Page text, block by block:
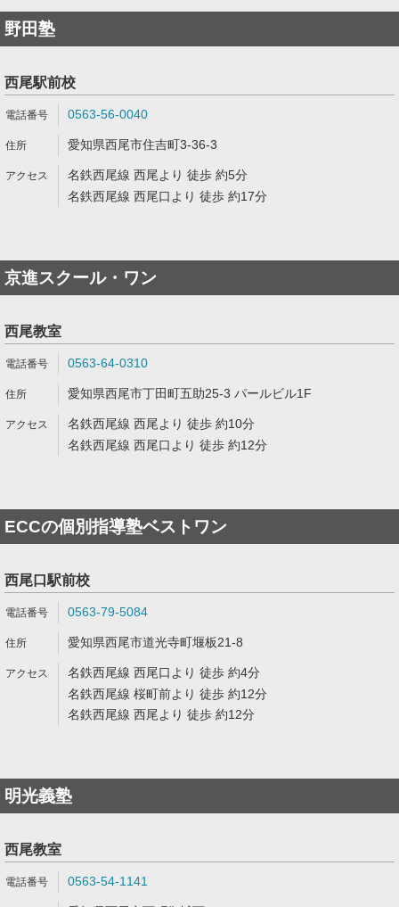
野田塾
西尾駅前校
0563-56-0040
愛知県西尾市住吉町3-36-3
名鉄西尾線 西尾より 徒歩 約5分
名鉄西尾線 西尾口より 徒歩 約17分
京進スクール・ワン
西尾教室
0563-64-0310
愛知県西尾市丁田町五助25-3 パールビル1F
名鉄西尾線 西尾より 徒歩 約10分
名鉄西尾線 西尾口より 徒歩 約12分
ECCの個別指導塾ベストワン
西尾口駅前校
0563-79-5084
愛知県西尾市道光寺町堰板21-8
名鉄西尾線 西尾口より 徒歩 約4分
名鉄西尾線 桜町前より 徒歩 約12分
名鉄西尾線 西尾より 徒歩 約12分
明光義塾
西尾教室
0563-54-1141